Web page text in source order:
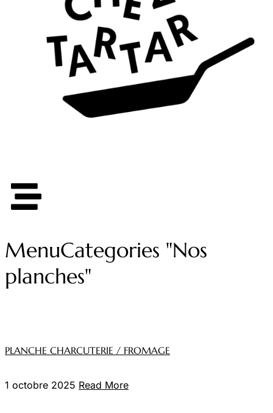
MenuCategories "Nos
planches"
PLANCHE CHARCUTERIE / FROMAGE
1 octobre 2025 Read More